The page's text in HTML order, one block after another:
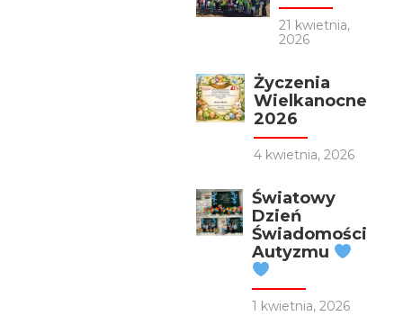
21 kwietnia,
2026
Życzenia
Wielkanocne
2026
4 kwietnia, 2026
Światowy
Dzień
Świadomości
Autyzmu
1 kwietnia, 2026